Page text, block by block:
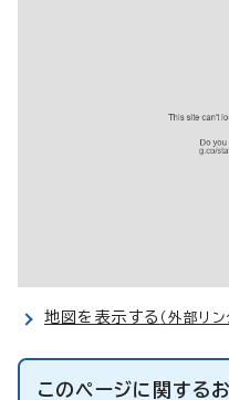
地図を表示する （外部リン
このページに関する